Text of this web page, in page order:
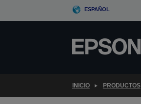
ESPAÑOL
INICIO PRODUCTOS